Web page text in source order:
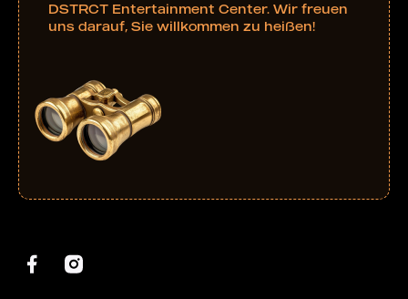
DSTRCT Entertainment Center. Wir freuen
uns darauf, Sie willkommen zu heißen!